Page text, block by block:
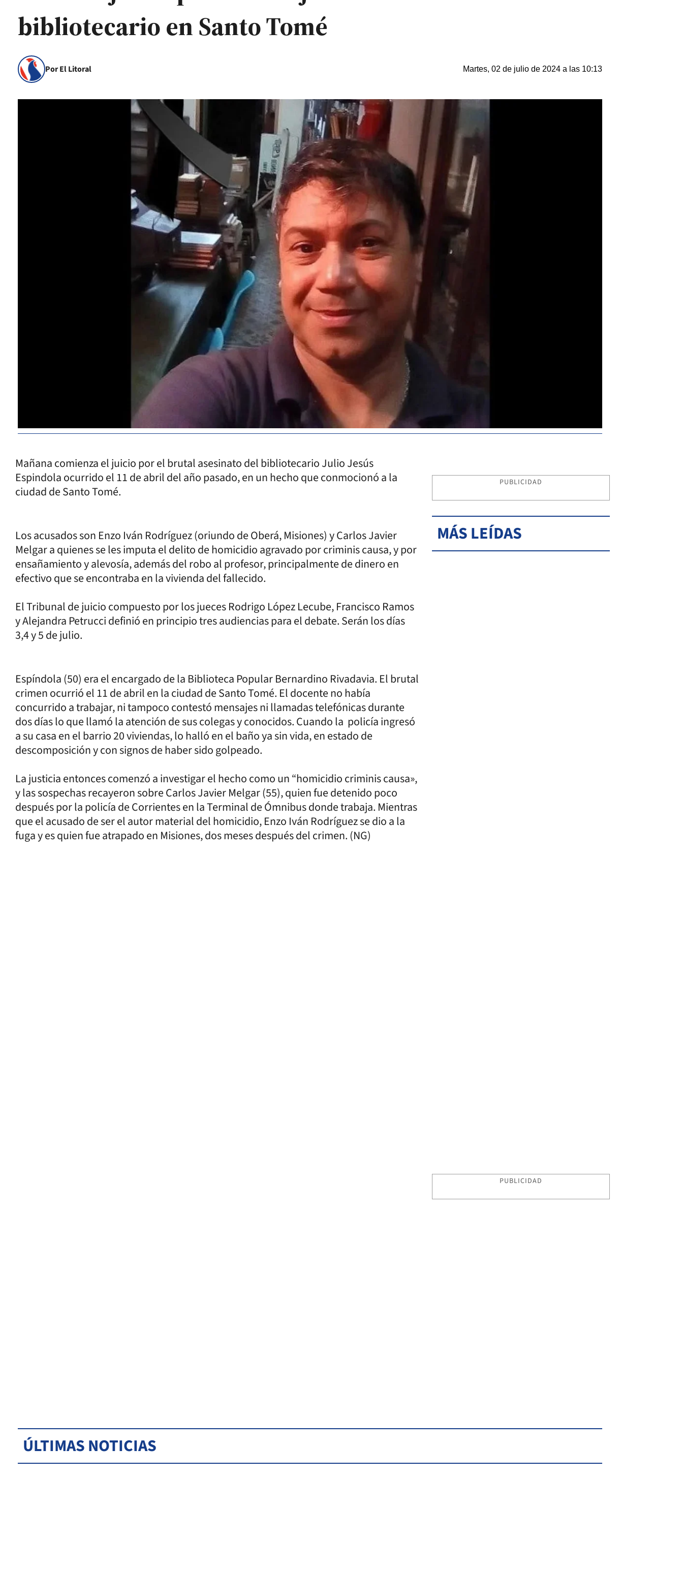
bibliotecario en Santo Tomé
Por El Litoral Martes, 02 de julio de 2024 a las 10:13
Mañana comienza el juicio por el brutal asesinato del bibliotecario Julio Jesús
Espindola ocurrido el 11 de abril del año pasado, en un hecho que conmocionó a la
ciudad de Santo Tomé.
Los acusados son Enzo Iván Rodríguez (oriundo de Oberá, Misiones) y Carlos Javier
Melgar a quienes se les imputa el delito de homicidio agravado por criminis causa, y por
ensañamiento y alevosía, además del robo al profesor, principalmente de dinero en
efectivo que se encontraba en la vivienda del fallecido.
El Tribunal de juicio compuesto por los jueces Rodrigo López Lecube, Francisco Ramos
y Alejandra Petrucci definió en principio tres audiencias para el debate. Serán los días
3,4 y 5 de julio.
Espíndola (50) era el encargado de la Biblioteca Popular Bernardino Rivadavia. El brutal
crimen ocurrió el 11 de abril en la ciudad de Santo Tomé. El docente no había
concurrido a trabajar, ni tampoco contestó mensajes ni llamadas telefónicas durante
dos días lo que llamó la atención de sus colegas y conocidos. Cuando la policía ingresó
a su casa en el barrio 20 viviendas, lo halló en el baño ya sin vida, en estado de
descomposición y con signos de haber sido golpeado.
La justicia entonces comenzó a investigar el hecho como un “homicidio criminis causa»,
y las sospechas recayeron sobre Carlos Javier Melgar (55), quien fue detenido poco
después por la policía de Corrientes en la Terminal de Ómnibus donde trabaja. Mientras
que el acusado de ser el autor material del homicidio, Enzo Iván Rodríguez se dio a la
fuga y es quien fue atrapado en Misiones, dos meses después del crimen. (NG)
PUBLICIDAD
MÁS LEÍDAS
PUBLICIDAD
ÚLTIMAS NOTICIAS